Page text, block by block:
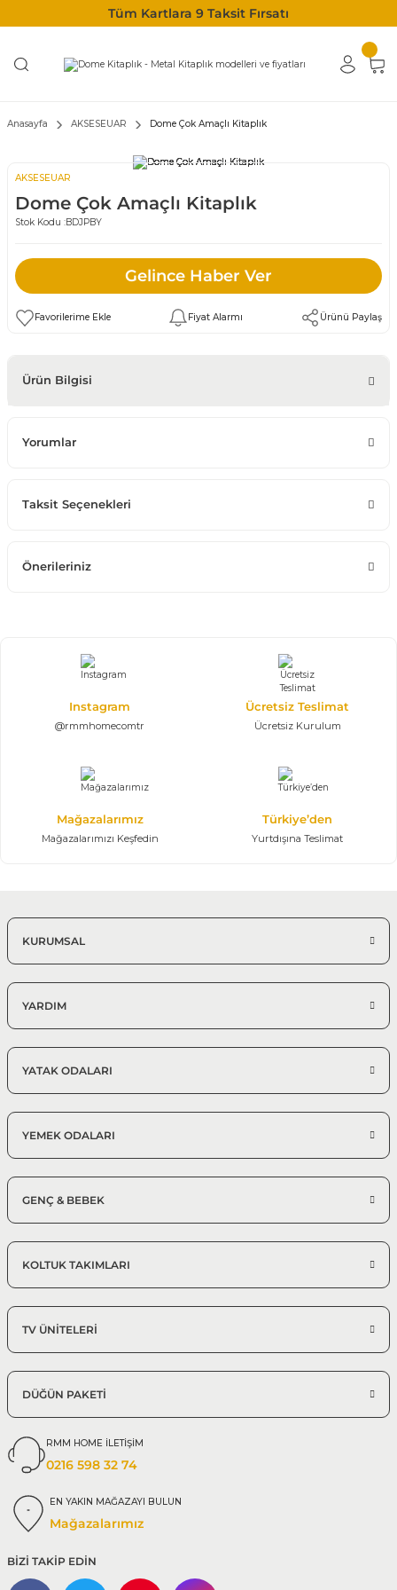
Tüm Kartlara 9 Taksit Fırsatı
Anasayfa AKSESEUAR Dome Çok Amaçlı Kitaplık
AKSESEUAR
Dome Çok Amaçlı Kitaplık
Stok Kodu :BDJPBY
Gelince Haber Ver
Fiyat Alarmı Ürünü Paylaş
Ürün Bilgisi
Yorumlar
Taksit Seçenekleri
Önerileriniz
Instagram
@rmmhomecomtr
Ücretsiz Teslimat
Ücretsiz Kurulum
Mağazalarımız
Mağazalarımızı Keşfedin
Türkiye’den
Yurtdışına Teslimat
KURUMSAL
YARDIM
YATAK ODALARI
YEMEK ODALARI
GENÇ & BEBEK
KOLTUK TAKIMLARI
TV ÜNİTELERİ
DÜĞÜN PAKETİ
RMM HOME İLETİŞİM
0216 598 32 74
EN YAKIN MAĞAZAYI BULUN
Mağazalarımız
BİZİ TAKİP EDİN